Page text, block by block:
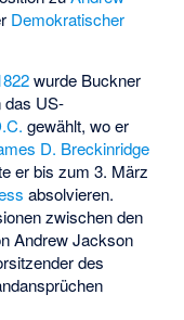
Demokratischer
wurde Buckner
das US-
gewählt, wo er
D. Breckinridge
er bis zum 3. März
absolvieren.
zwischen den
Andrew Jackson
des